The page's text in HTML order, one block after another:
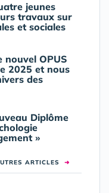
jeunes
travaux sur
et sociales
nouvel OPUS
2025 et nous
des
Diplôme
»
ARTICLES ➜